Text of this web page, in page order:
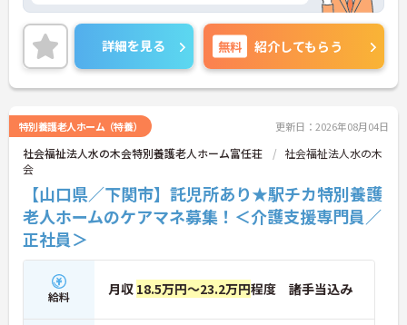
賞与は4.2ヶ月分の支給実績があり、頑張りがきちん
と評価される職場です。希少な日勤のみの求人で
す。プライベートとの両立がしやすい職場です。
ご興味のある方には、面接対策ポイントなど、さら
さい！
詳細を見る 無料 紹介してもらう
特別養護老人ホーム（特養） 更新日：2026年08月04日
社会福祉法人水の木会特別養護老人ホーム富任荘
社会福祉法人水の木
会
【山口県／下関市】託児所あり★駅チカ特別養護
老人ホームのケアマネ募集！＜介護支援専門員／
正社員＞
給料 月収 18.5万円～23.2万円程度 諸手当込み